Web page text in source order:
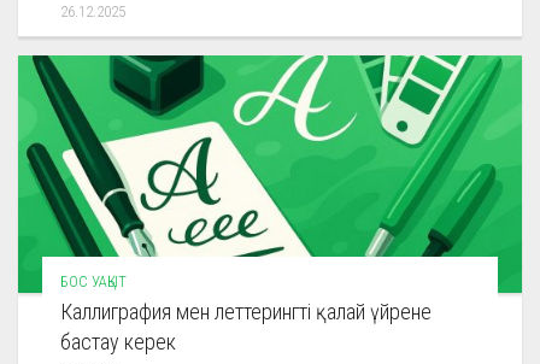
26.12.2025
БОС УАҚЫТ
Каллиграфия мен леттерингті қалай үйрене
бастау керек